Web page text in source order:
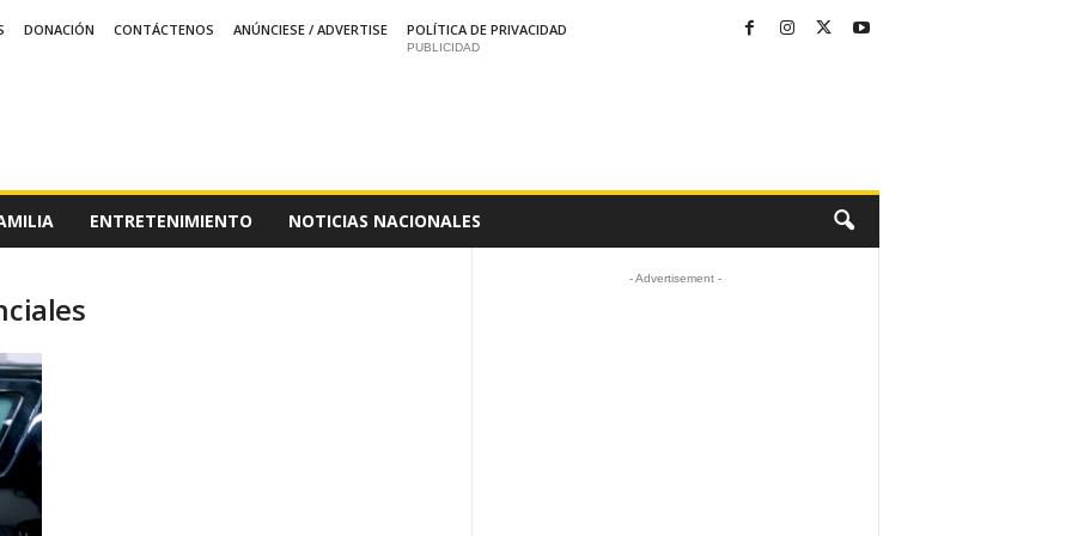
DONACIÓN CONTÁCTENOS ANÚNCIESE / ADVERTISE
POLÍTICA DE PRIVACIDAD
PUBLICIDAD
ENTRETENIMIENTO NOTICIAS NACIONALES
- Advertisement -